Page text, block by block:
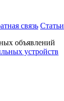
связь Статьи
объявлений
устройств